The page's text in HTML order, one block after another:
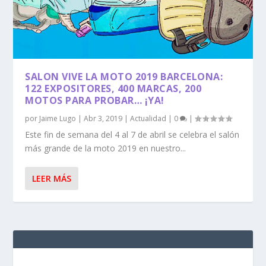
SALON VIVE LA MOTO 2019 BARCELONA:
122 EXPOSITORES, 400 MARCAS, 200
MOTOS PARA PROBAR… ¡YA!
por Jaime Lugo |Abr 3, 2019 |Actualidad | 0 |
Este fin de semana del 4 al 7 de abril se celebra el salón
más grande de la moto 2019 en nuestro...
LEER MÁS